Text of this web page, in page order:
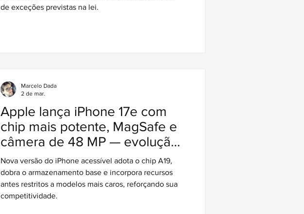
de exceções previstas na lei.
Apple lança iPhone 17e com
chip mais potente, MagSafe e
câmera de 48 MP — evolução
clara sobre o iPhone 16e
Nova versão do iPhone acessível adota o chip A19,
dobra o armazenamento base e incorpora recursos
antes restritos a modelos mais caros, reforçando sua
competitividade.
Marcelo Dada
2 de mar.